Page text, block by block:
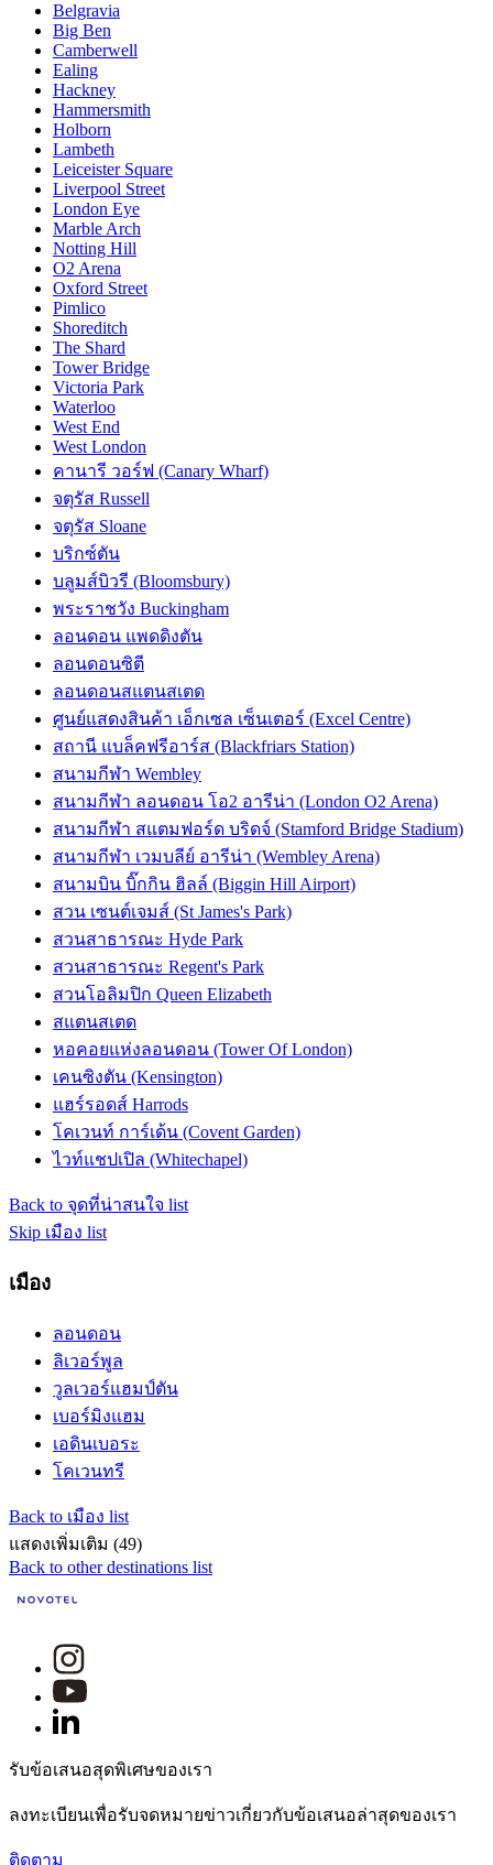
Belgravia
Big Ben
Camberwell
Ealing
Hackney
Hammersmith
Holborn
Lambeth
Leiceister Square
Liverpool Street
London Eye
Marble Arch
Notting Hill
O2 Arena
Oxford Street
Pimlico
Shoreditch
The Shard
Tower Bridge
Victoria Park
Waterloo
West End
West London
คานารี วอร์ฟ (Canary Wharf)
จตุรัส Russell
จตุรัส Sloane
บริกซ์ตัน
บลูมส์บิวรี (Bloomsbury)
พระราชวัง Buckingham
ลอนดอน แพดดิงตัน
ลอนดอนซิตี
ลอนดอนสแตนสเตด
ศูนย์แสดงสินค้า เอ็กเซล เซ็นเตอร์ (Excel Centre)
สถานี แบล็คฟรีอาร์ส (Blackfriars Station)
สนามกีฬา Wembley
สนามกีฬา ลอนดอน โอ2 อารีน่า (London O2 Arena)
สนามกีฬา สแตมฟอร์ด บริดจ์ (Stamford Bridge Stadium)
สนามกีฬา เวมบลีย์ อารีน่า (Wembley Arena)
สนามบิน บิ๊กกิน ฮิลล์ (Biggin Hill Airport)
สวน เซนต์เจมส์ (St James's Park)
สวนสาธารณะ Hyde Park
สวนสาธารณะ Regent's Park
สวนโอลิมปิก Queen Elizabeth
สแตนสเตด
หอคอยแห่งลอนดอน (Tower Of London)
เคนซิงตัน (Kensington)
แฮร์รอดส์ Harrods
โคเวนท์ การ์เด้น (Covent Garden)
ไวท์แชปเปิล (Whitechapel)
Back to จุดที่น่าสนใจ list
Skip เมือง list
เมือง
ลอนดอน
ลิเวอร์พูล
วูลเวอร์แฮมป์ตัน
เบอร์มิงแฮม
เอดินเบอระ
โคเวนทรี
Back to เมือง list
แสดงเพิ่มเติม (49)
Back to other destinations list
รับข้อเสนอสุดพิเศษของเรา
ลงทะเบียนเพื่อรับจดหมายข่าวเกี่ยวกับข้อเสนอล่าสุดของเรา
ติดตาม